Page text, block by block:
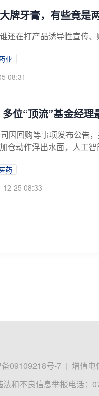
牌牙膏，有些竟是
还在打产品诱导性宣传、
业
08:31
位“顶流”基金经理
因回购等事项发布公告
仓动作浮出水面，人工
药
12-25 08:33
近期关注到有媒体和投
金禄电子